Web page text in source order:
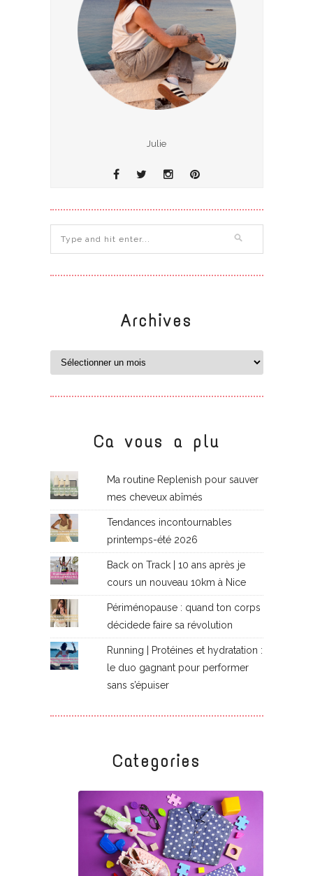
Julie
Archives
Ca vous a plu
Ma routine Replenish pour sauver
mes cheveux abîmés
Tendances incontournables
printemps-été 2026
Back on Track | 10 ans après je
cours un nouveau 10km à Nice
Périménopause : quand ton corps
décidede faire sa révolution
Running | Protéines et hydratation :
le duo gagnant pour performer
sans s’épuiser
Categories